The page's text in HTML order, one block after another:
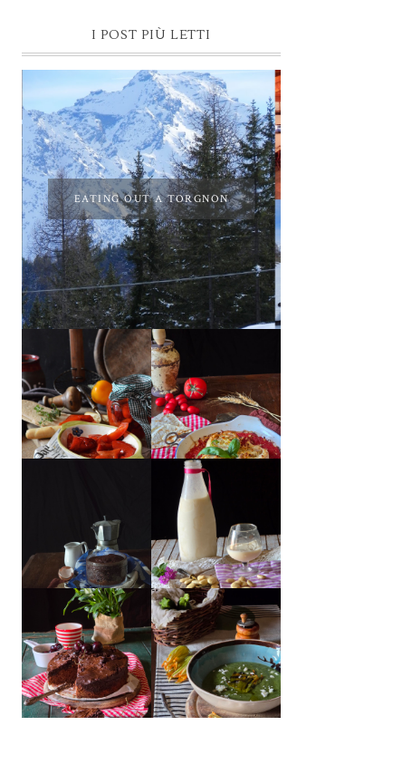
I POST PIÙ LETTI
EATING OUT A TORGNON
PEPERONI ALLA
PIEMONTESE
GIRANDOLE DI
RICOTTA
MUG CAKE AL
CIOCCOLATO
MANDORLITO
TORTA DOPPIO
CIOCCOLATO E
CILIEGIE
CREMA ESTIVA
DI ZUCCHINE
CON FIORI E
FETA